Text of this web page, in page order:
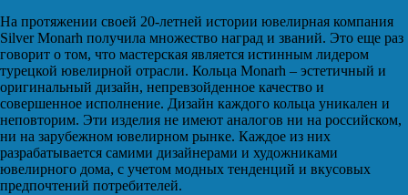
На протяжении своей 20-летней истории ювелирная компания
Silver Monarh получила множество наград и званий. Это еще раз
говорит о том, что мастерская является истинным лидером
турецкой ювелирной отрасли. Кольца Monarh – эстетичный и
оригинальный дизайн, непревзойденное качество и
совершенное исполнение. Дизайн каждого кольца уникален и
неповторим. Эти изделия не имеют аналогов ни на российском,
ни на зарубежном ювелирном рынке. Каждое из них
разрабатывается самими дизайнерами и художниками
ювелирного дома, с учетом модных тенденций и вкусовых
предпочтений потребителей.